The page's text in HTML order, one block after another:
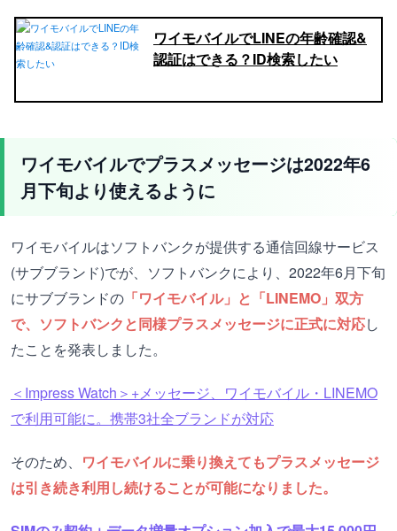
ワイモバイルでLINEの年齢確認&
認証はできる？ID検索したい
ワイモバイルでプラスメッセージは2022年6
月下旬より使えるように
ワイモバイルはソフトバンクが提供する通信回線サービス
(サブブランド)でが、ソフトバンクにより、2022年6月下旬
にサブブランドの 「ワイモバイル」と「LINEMO」双方
で、ソフトバンクと同様プラスメッセージに正式に対応し
たことを発表しました。
＜Impress Watch＞+メッセージ、ワイモバイル・LINEMO
で利用可能に。携帯3社全ブランドが対応
そのため、 ワイモバイルに乗り換えてもプラスメッセージ
は引き続き利用し続けることが可能になりました。